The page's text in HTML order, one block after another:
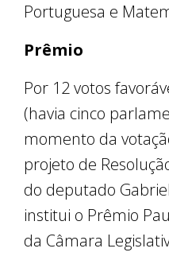
Portuguesa e
Prêmio
Por 12 votos
(havia cinco
momento da
projeto de
do deputado
institui o Prêmio
da Câmara